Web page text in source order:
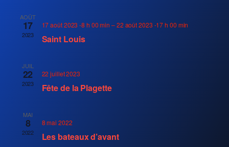
vues
AOÛT
17
2023
17 août 2023 -8 h 00 min –22 août 2023 -17 h 00 min
Saint Louis
JUIL
22
2023
22 juillet 2023
Fête de la Plagette
MAI
8
2022
8 mai 2022
Les bateaux d’avant